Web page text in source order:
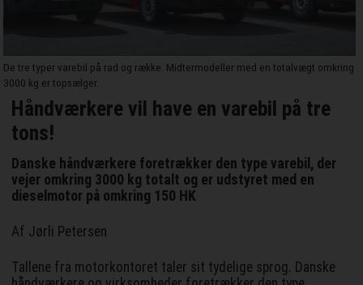
De tre typer varebil på rad og række. Midtermodeller med en totalvægt omkring
3000 kg er topsælger.
Håndværkere vil have en varebil på tre
tons!
Danske håndværkere foretrækker den type varebil, der
vejer omkring 3000 kg totalt og er udstyret med en
dieselmotor på omkring 150 HK
Af Jørli Petersen
Tallene fra motorkontoret taler sit tydelige sprog. Danske